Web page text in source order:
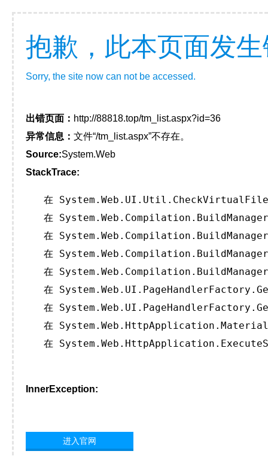
抱歉，此本页面发
Sorry, the site now can not be accessed.
出错页面： http://88818.top/tm_list.aspx?id=36
异常信息： 文件“/tm_list.aspx”不存在。
Source:System.Web
StackTrace:
在
在
在
在
在
在
在
在
在
InnerException:
进入官网